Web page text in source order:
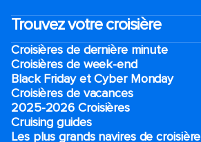
Trouvez votre croisière
Croisières de dernière minute
Croisières de week-end
Black Friday et Cyber Monday
Croisières de vacances
2025-2026 Croisières
Cruising guides
Les plus grands navires de croisière